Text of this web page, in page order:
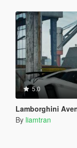
5.0
Lamborghini Aventador
By liamtran